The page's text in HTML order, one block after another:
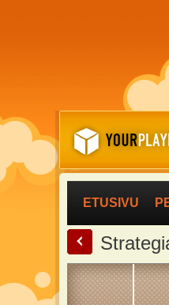
ETUSIVU
<